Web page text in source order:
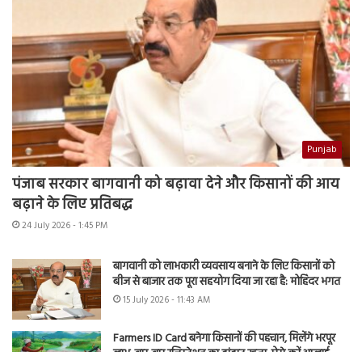
Punjab
पंजाब सरकार बागवानी को बढ़ावा देने और किसानों की आय
बढ़ाने के लिए प्रतिबद्ध
24 July 2026 - 1:45 PM
बागवानी को लाभकारी व्यवसाय बनाने के लिए किसानों को
बीज से बाजार तक पूरा सहयोग दिया जा रहा है: मोहिंदर भगत
15 July 2026 - 11:43 AM
Farmers ID Card बनेगा किसानों की पहचान, मिलेंगे भरपूर